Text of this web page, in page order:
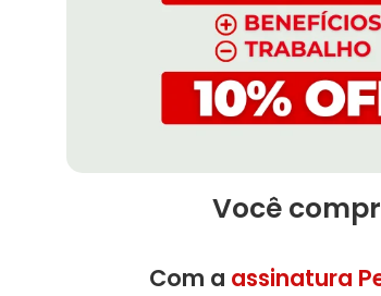
Você
Com a assinatura